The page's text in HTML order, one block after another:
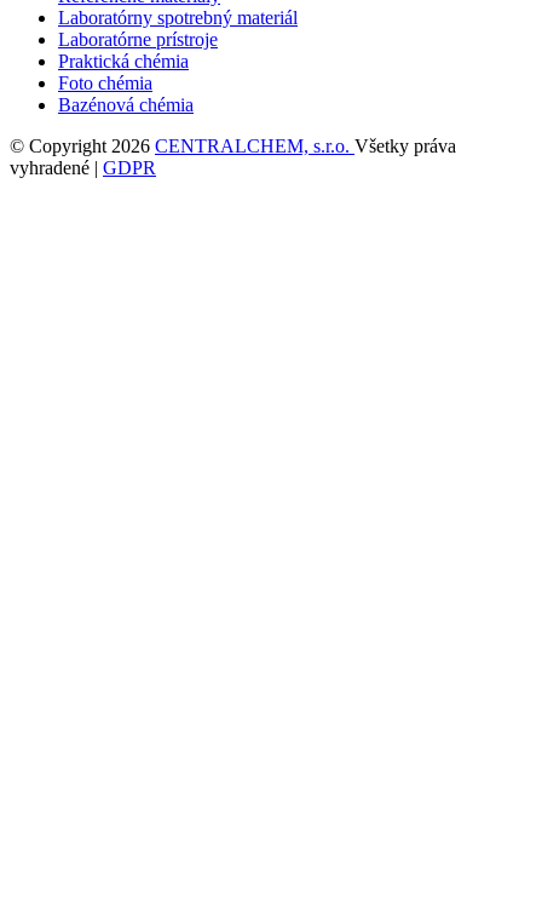
Laboratórny spotrebný materiál
Laboratórne prístroje
Praktická chémia
Foto chémia
Bazénová chémia
© Copyright 2026 CENTRALCHEM, s.r.o. Všetky práva
vyhradené | GDPR